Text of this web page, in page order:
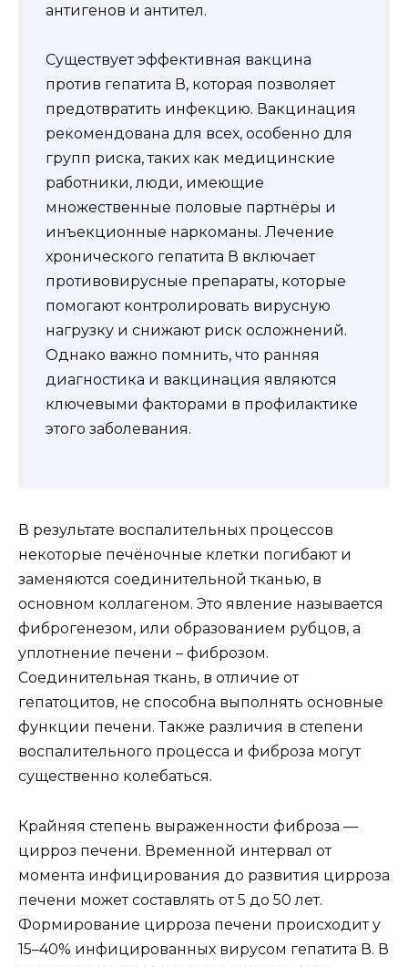
антигенов и антител.
Существует эффективная вакцина
против гепатита В, которая позволяет
предотвратить инфекцию. Вакцинация
рекомендована для всех, особенно для
групп риска, таких как медицинские
работники, люди, имеющие
множественные половые партнёры и
инъекционные наркоманы. Лечение
хронического гепатита В включает
противовирусные препараты, которые
помогают контролировать вирусную
нагрузку и снижают риск осложнений.
Однако важно помнить, что ранняя
диагностика и вакцинация являются
ключевыми факторами в профилактике
этого заболевания.
В результате воспалительных процессов
некоторые печёночные клетки погибают и
заменяются соединительной тканью, в
основном коллагеном. Это явление называется
фиброгенезом, или образованием рубцов, а
уплотнение печени – фиброзом.
Соединительная ткань, в отличие от
гепатоцитов, не способна выполнять основные
функции печени. Также различия в степени
воспалительного процесса и фиброза могут
существенно колебаться.
Крайняя степень выраженности фиброза —
цирроз печени. Временной интервал от
момента инфицирования до развития цирроза
печени может составлять от 5 до 50 лет.
Формирование цирроза печени происходит у
15–40% инфицированных вирусом гепатита В. В